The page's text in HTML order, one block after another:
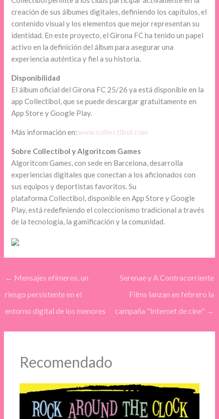
creación de sus álbumes digitales, definiendo los capítulos, el
contenido visual y los elementos que mejor representan su
identidad. En este proyecto, el Girona FC ha tenido un papel
activo en la definición del álbum para asegurar una
experiencia auténtica y fiel a su historia.
Disponibilidad
El álbum oficial del Girona FC 25/26 ya está disponible en la
app Collectibol, que se puede descargar gratuitamente en
App Store y Google Play.
Más información en:www.collectibol.com
Sobre Collectibol y Algoritcom Games
Algoritcom Games, con sede en Barcelona, desarrolla
experiencias digitales que conectan a los aficionados con
sus equipos y deportistas favoritos. Su
plataforma Collectibol, disponible en App Store y Google
Play, está redefiniendo el coleccionismo tradicional a través
de la tecnología, la gamificación y la comunidad.
← Mensajes efímeros, un
riesgo persistente en el
entorno digital de los menores
Serenae y A Contracorriente
Films lanzan en febrero la
campaña "Internet de cine" →
Recomendado